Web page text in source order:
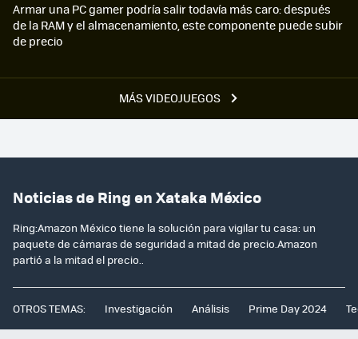
MÁS VIDEOJUEGOS
Armar una PC gamer podría salir todavía más caro: después
de la RAM y el almacenamiento, este componente puede subir
de precio
Noticias de Ring en Xataka México
Ring:Amazon México tiene la solución para vigilar tu casa: un
paquete de cámaras de seguridad a mitad de precio.Amazon
partió a la mitad el precio..
OTROS TEMAS: Investigación Análisis Prime Day 2024